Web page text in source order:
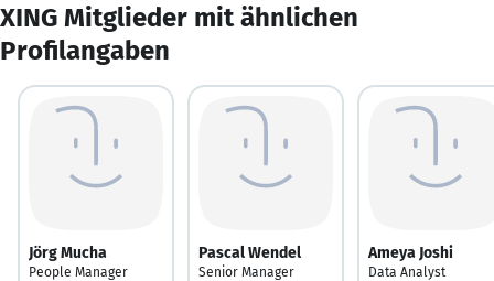
XING Mitglieder mit ähnlichen
Profilangaben
Jörg Mucha
People Manager
Pascal Wendel
Senior Manager
Ameya Joshi
Data Analyst